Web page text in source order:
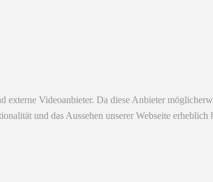
Videoanbieter. Da diese Anbieter
und das Aussehen unserer Webseite